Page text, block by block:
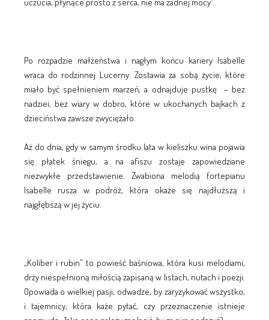
Po rozpadzie małżeństwa i nagłym końcu kariery Isabelle
wraca do rodzinnej Lucerny. Zostawia za sobą życie, które
miało być spełnieniem marzeń, a odnajduje pustkę – bez
nadziei, bez wiary w dobro, które w ukochanych bajkach z
dzieciństwa zawsze zwyciężało.
Aż do dnia, gdy w samym środku lata w kieliszku wina pojawia
się płatek śniegu, a na afiszu zostaje zapowiedziane
niezwykłe przedstawienie. Zwabiona melodią fortepianu
Isabelle rusza w podróż, która okaże się najdłuższą i
najgłębszą w jej życiu.
„Koliber i rubin” to powieść baśniowa, która kusi melodiami,
drży niespełnioną miłością zapisaną w listach, nutach i poezji.
Opowiada o wielkiej pasji, odwadze, by zaryzykować wszystko,
i tajemnicy, która każe pytać, czy przeznaczenie istnieje